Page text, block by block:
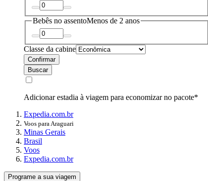
Bebês no assentoMenos de 2 anos
Classe da cabine
Confirmar
Buscar
Adicionar estadia à viagem para economizar no pacote*
Expedia.com.br
Voos para Araguari
Minas Gerais
Brasil
Voos
Expedia.com.br
Programe a sua viagem